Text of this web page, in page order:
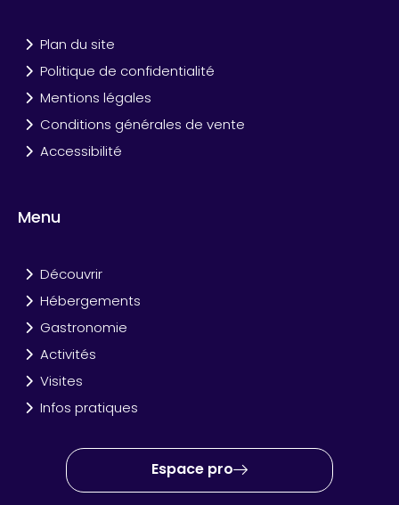
Plan du site
Politique de confidentialité
Mentions légales
Conditions générales de vente
Accessibilité
Menu
Découvrir
Hébergements
Gastronomie
Activités
Visites
Infos pratiques
Espace pro